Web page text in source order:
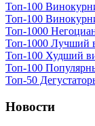
Топ-100
Топ-100
Топ-1000
Топ-1000 Лучший
Топ-100 Худший
Топ-100
Топ-50
Новости